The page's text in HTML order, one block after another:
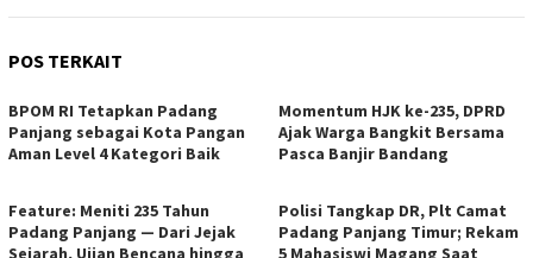
POS TERKAIT
BPOM RI Tetapkan Padang
Panjang sebagai Kota Pangan
Aman Level 4 Kategori Baik
Momentum HJK ke-235, DPRD
Ajak Warga Bangkit Bersama
Pasca Banjir Bandang
Feature: Meniti 235 Tahun
Padang Panjang — Dari Jejak
Sejarah, Ujian Bencana hingga
Polisi Tangkap DR, Plt Camat
Padang Panjang Timur; Rekam
5 Mahasiswi Magang Saat